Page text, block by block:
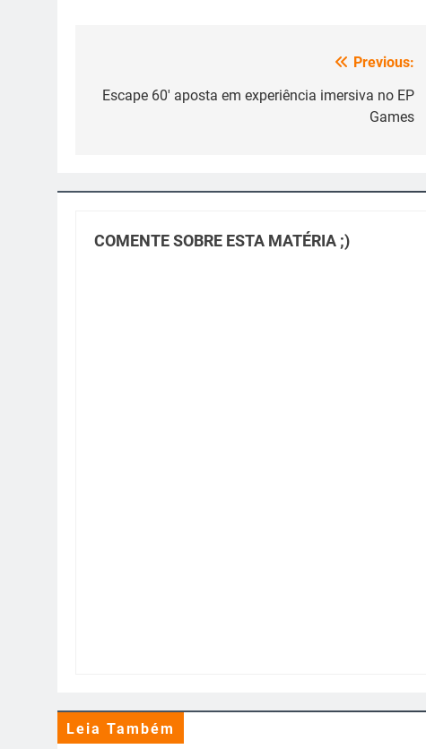
de
Previous:
Escape 60′ aposta em experiência imersiva no EP
Games
COMENTE SOBRE ESTA MATÉRIA ;)
Leia Também